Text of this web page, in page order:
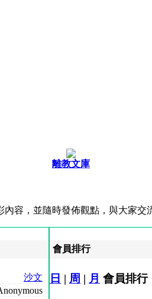
離教文庫
內容，並隨時發佈觀點，與大家交
沙文
會員排行
日 | 周 | 月 會員排行